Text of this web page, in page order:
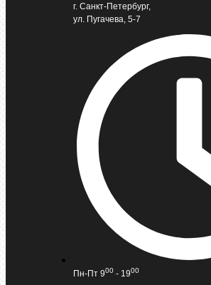
г. Санкт-Петербург,
ул. Пугачева, 5-7
Пн-Пт 900 - 1900